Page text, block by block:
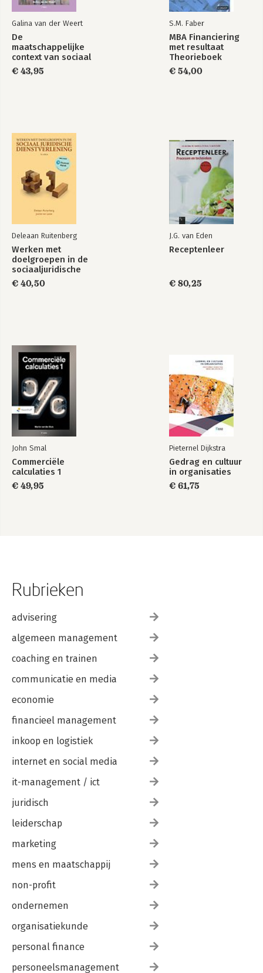
Galina van der Weert
De
maatschappelijke
context van sociaal
werk
€ 43,95
S.M. Faber
MBA Financiering
met resultaat
Theorieboek
€ 54,00
Deleaan Ruitenberg
Werken met
doelgroepen in de
sociaaljuridische
dienstverlening
€ 40,50
J.G. van Eden
Receptenleer
€ 80,25
John Smal
Commerciële
calculaties 1
€ 49,95
Pieternel Dijkstra
Gedrag en cultuur
in organisaties
€ 61,75
Rubrieken
advisering
algemeen management
coaching en trainen
communicatie en media
economie
financieel management
inkoop en logistiek
internet en social media
it-management / ict
juridisch
leiderschap
marketing
mens en maatschappij
non-profit
ondernemen
organisatiekunde
personal finance
personeelsmanagement